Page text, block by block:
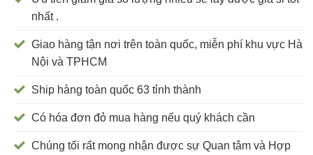
nhất .
Giao hàng tận nơi trên toàn quốc, miễn phí khu vực Hà
Nội và TPHCM
Ship hàng toàn quốc 63 tỉnh thành
Có hóa đơn đỏ mua hàng nếu quý khách cần
Chúng tối rất mong nhận được sự Quan tâm và Hợp